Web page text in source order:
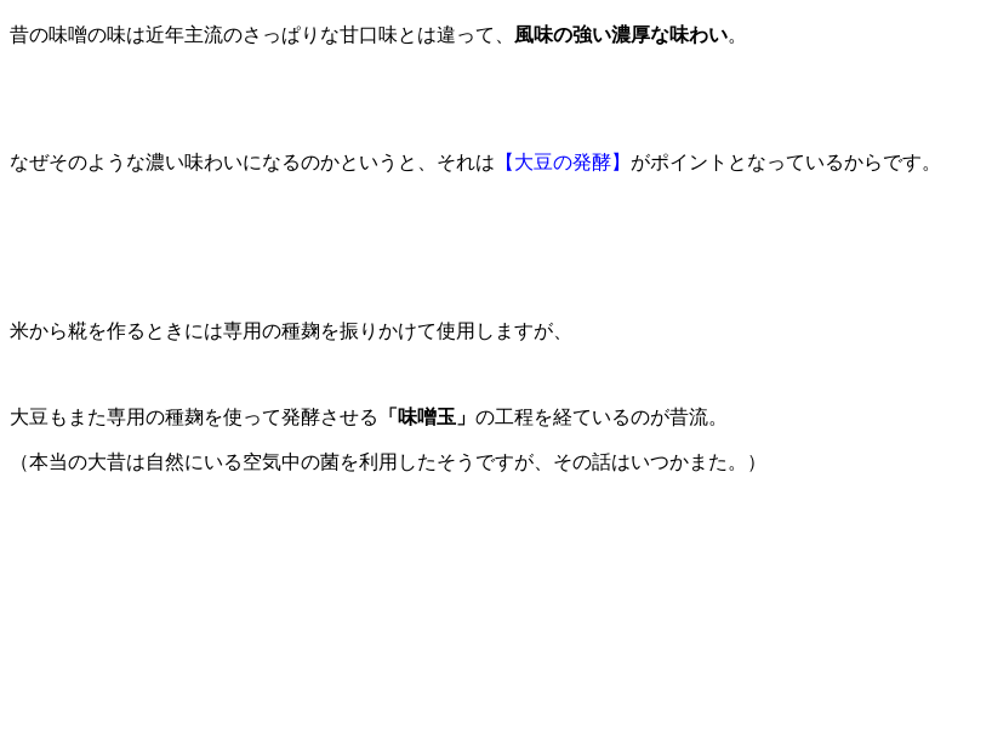
昔の味噌の味は近年主流のさっぱりな甘口味とは違って、 風味の強い濃厚な味わい。
なぜそのような濃い味わいになるのかというと、それは 【大豆の発酵】 がポイントとなっているからです。
米から糀を作るときには専用の種麹を振りかけて使用しますが、
大豆もまた専用の種麹を使って発酵させる 「味噌玉」 の工程を経ているのが昔流。
（本当の大昔は自然にいる空気中の菌を利用したそうですが、その話はいつかまた。）